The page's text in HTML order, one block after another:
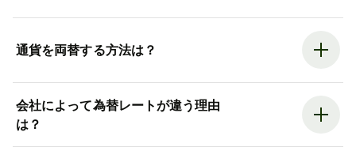
通貨を両替する方法は？
会社によって為替レートが違う理由
は？